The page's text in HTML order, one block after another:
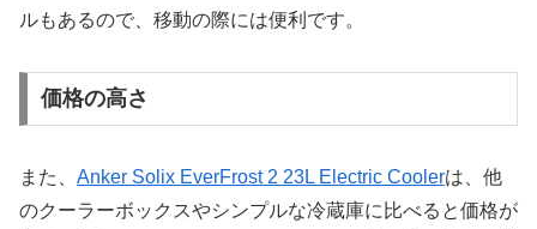
ルもあるので、移動の際には便利です。
価格の高さ
また、 Anker Solix EverFrost 2 23L Electric Coolerは、他
のクーラーボックスやシンプルな冷蔵庫に比べると価格が